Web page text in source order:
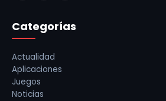
Categorías
Actualidad
Aplicaciones
Juegos
Noticias